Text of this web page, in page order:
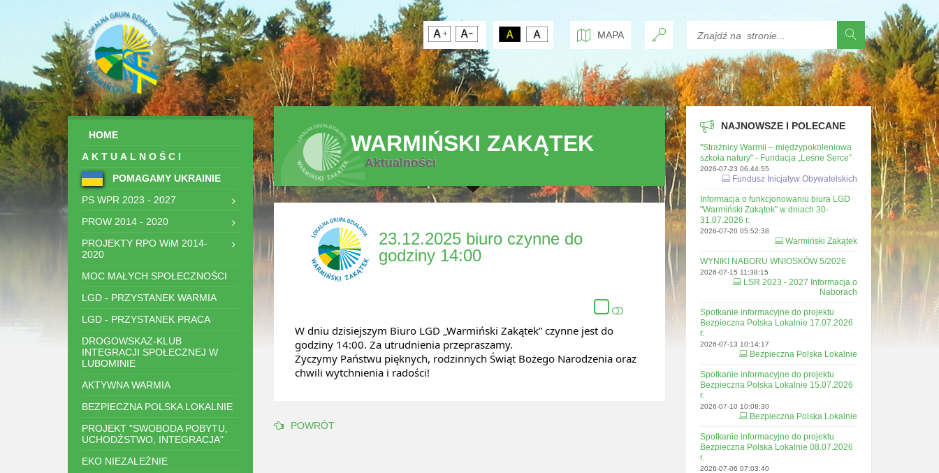
-
MAPA
WARMIŃSKI ZAKĄTEK
Aktualności
23.12.2025 biuro czynne do
godziny 14:00
W dniu dzisiejszym Biuro LGD „Warmiński Zakątek” czynne jest do
godziny 14:00. Za utrudnienia przepraszamy.
Życzymy Państwu pięknych, rodzinnych Świąt Bożego Narodzenia oraz
chwili wytchnienia i radości!
POWRÓT
HOME
AKTUALNOŚCI
POMAGAMY UKRAINIE
PS WPR 2023 - 2027
PROW 2014 - 2020
PROJEKTY RPO WiM 2014-
2020
MOC MAŁYCH SPOŁECZNOŚCI
LGD - PRZYSTANEK WARMIA
LGD - PRZYSTANEK PRACA
DROGOWSKAZ-KLUB
INTEGRACJI SPOŁECZNEJ W
LUBOMINIE
AKTYWNA WARMIA
BEZPIECZNA POLSKA LOKALNIE
PROJEKT "SWOBODA POBYTU,
UCHODŹSTWO, INTEGRACJA"
EKO NIEZALEŻNIE
NAJNOWSZE I POLECANE
"Strażnicy Warmii – międzypokoleniowa
szkoła natury" - Fundacja „Leśne Serce”
2026-07-23 06:44:55
Fundusz Inicjatyw Obywatelskich
Informacja o funkcjonowaniu biura LGD
"Warmiński Zakątek" w dniach 30-
31.07.2026 r.
2026-07-20 05:52:38
Warmiński Zakątek
WYNIKI NABORU WNIOSKÓW 5/2026
2026-07-15 11:38:15
LSR 2023 - 2027 Informacja o
Naborach
Spotkanie informacyjne do projektu
Bezpieczna Polska Lokalnie 17.07.2026
r.
2026-07-13 10:14:17
Bezpieczna Polska Lokalnie
Spotkanie informacyjne do projektu
Bezpieczna Polska Lokalnie 15.07.2026
r.
2026-07-10 10:08:30
Bezpieczna Polska Lokalnie
Spotkanie informacyjne do projektu
Bezpieczna Polska Lokalnie 08.07.2026
r.
2026-07-06 07:03:40